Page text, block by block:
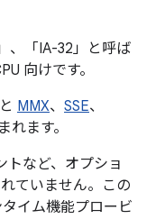
、「IA-32」と呼ば
向けです。
MMX、 SSE、
れます。
トなど、オプショ
ていません。この
イム機能プロービ